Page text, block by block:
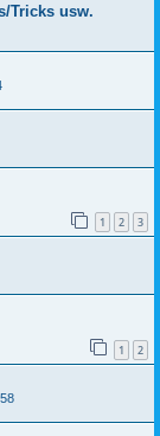
Tricks usw.
1 2 3
1 2